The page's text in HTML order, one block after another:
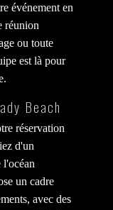
événement en
réunion
ou toute
est là pour
Beach
réservation
d'un
l'océan
un cadre
avec des